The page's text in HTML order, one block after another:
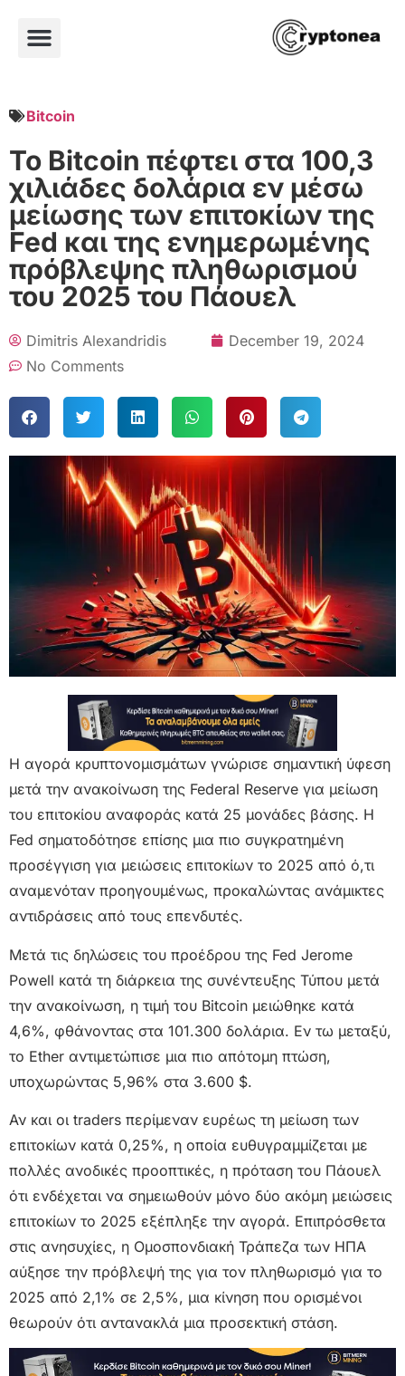
Bitcoin
Το Bitcoin πέφτει στα 100,3
χιλιάδες δολάρια εν μέσω
μείωσης των επιτοκίων της
Fed και της ενημερωμένης
πρόβλεψης πληθωρισμού
του 2025 του Πάουελ
Dimitris Alexandridis
December 19, 2024
No Comments
Η αγορά κρυπτονομισμάτων γνώρισε σημαντική ύφεση
μετά την ανακοίνωση της Federal Reserve για μείωση
του επιτοκίου αναφοράς κατά 25 μονάδες βάσης. Η
Fed σηματοδότησε επίσης μια πιο συγκρατημένη
προσέγγιση για μειώσεις επιτοκίων το 2025 από ό,τι
αναμενόταν προηγουμένως, προκαλώντας ανάμικτες
αντιδράσεις από τους επενδυτές.
Μετά τις δηλώσεις του προέδρου της Fed Jerome
Powell κατά τη διάρκεια της συνέντευξης Τύπου μετά
την ανακοίνωση, η τιμή του Bitcoin μειώθηκε κατά
4,6%, φθάνοντας στα 101.300 δολάρια. Εν τω μεταξύ,
το Ether αντιμετώπισε μια πιο απότομη πτώση,
υποχωρώντας 5,96% στα 3.600 $.
Αν και οι traders περίμεναν ευρέως τη μείωση των
επιτοκίων κατά 0,25%, η οποία ευθυγραμμίζεται με
πολλές ανοδικές προοπτικές, η πρόταση του Πάουελ
ότι ενδέχεται να σημειωθούν μόνο δύο ακόμη μειώσεις
επιτοκίων το 2025 εξέπληξε την αγορά. Επιπρόσθετα
στις ανησυχίες, η Ομοσπονδιακή Τράπεζα των ΗΠΑ
αύξησε την πρόβλεψή της για τον πληθωρισμό για το
2025 από 2,1% σε 2,5%, μια κίνηση που ορισμένοι
θεωρούν ότι αντανακλά μια προσεκτική στάση.